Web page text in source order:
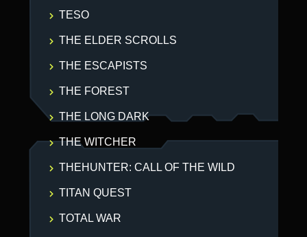
TESO
THE ELDER SCROLLS
THE ESCAPISTS
THE FOREST
THE LONG DARK
THE WITCHER
THEHUNTER: CALL OF THE WILD
TITAN QUEST
TOTAL WAR